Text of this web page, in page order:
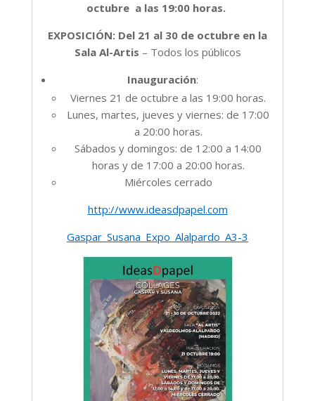
octubre a las 19:00 horas.
EXPOSICIÓN: Del 21 al 30 de octubre en la
Sala Al-Artis – Todos los públicos
Inauguración:
Viernes 21 de octubre a las 19:00 horas.
Lunes, martes, jueves y viernes: de 17:00
a 20:00 horas.
Sábados y domingos: de 12:00 a 14:00
horas y de 17:00 a 20:00 horas.
Miércoles cerrado
http://www.ideasdpapel.com
Gaspar_Susana_Expo_Alalpardo_A3-3